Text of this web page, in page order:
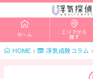
ホーム エリアから
探す
HOME 浮気成敗コラム